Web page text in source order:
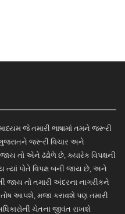
જે તમારી ભાષામાં તમને જરૂરી
જરૂરી વિચાર અને
તો એને ઢંઢોળે છે, ક્યારેક વિપક્ષની
ત્યાં પોતે વિપક્ષ બની જાય છે, અને
જાય તો તમારી અંદરના નાગરીકને
આપશે, મજા કરાવશે પણ તમારી
ચેતના જીવંત રાખશે